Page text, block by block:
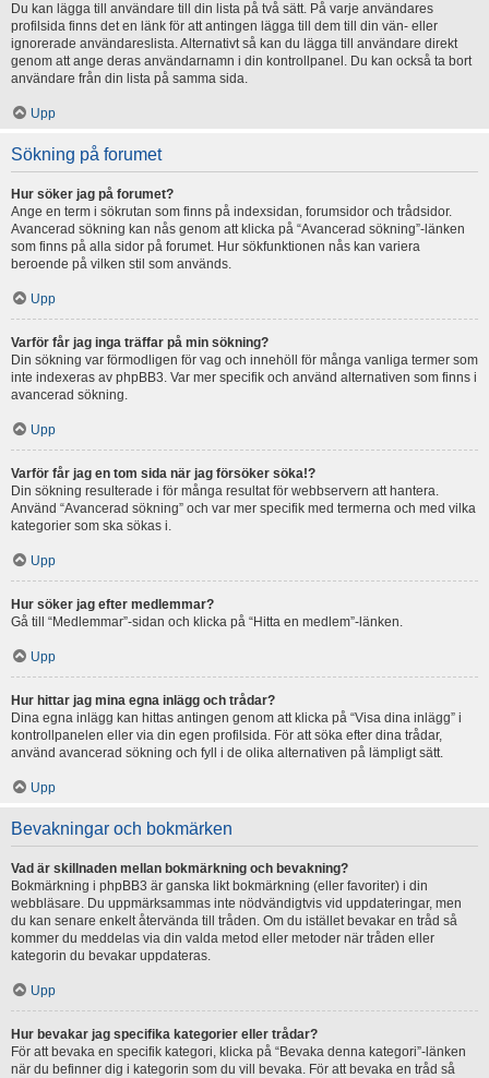
Du kan lägga till användare till din lista på två sätt. På varje användares
profilsida finns det en länk för att antingen lägga till dem till din vän- eller
ignorerade användareslista. Alternativt så kan du lägga till användare direkt
genom att ange deras användarnamn i din kontrollpanel. Du kan också ta bort
användare från din lista på samma sida.
Upp
Sökning på forumet
Hur söker jag på forumet?
Ange en term i sökrutan som finns på indexsidan, forumsidor och trådsidor.
Avancerad sökning kan nås genom att klicka på “Avancerad sökning”-länken
som finns på alla sidor på forumet. Hur sökfunktionen nås kan variera
beroende på vilken stil som används.
Upp
Varför får jag inga träffar på min sökning?
Din sökning var förmodligen för vag och innehöll för många vanliga termer som
inte indexeras av phpBB3. Var mer specifik och använd alternativen som finns i
avancerad sökning.
Upp
Varför får jag en tom sida när jag försöker söka!?
Din sökning resulterade i för många resultat för webbservern att hantera.
Använd “Avancerad sökning” och var mer specifik med termerna och med vilka
kategorier som ska sökas i.
Upp
Hur söker jag efter medlemmar?
Gå till “Medlemmar”-sidan och klicka på “Hitta en medlem”-länken.
Upp
Hur hittar jag mina egna inlägg och trådar?
Dina egna inlägg kan hittas antingen genom att klicka på “Visa dina inlägg” i
kontrollpanelen eller via din egen profilsida. För att söka efter dina trådar,
använd avancerad sökning och fyll i de olika alternativen på lämpligt sätt.
Upp
Bevakningar och bokmärken
Vad är skillnaden mellan bokmärkning och bevakning?
Bokmärkning i phpBB3 är ganska likt bokmärkning (eller favoriter) i din
webbläsare. Du uppmärksammas inte nödvändigtvis vid uppdateringar, men
du kan senare enkelt återvända till tråden. Om du istället bevakar en tråd så
kommer du meddelas via din valda metod eller metoder när tråden eller
kategorin du bevakar uppdateras.
Upp
Hur bevakar jag specifika kategorier eller trådar?
För att bevaka en specifik kategori, klicka på “Bevaka denna kategori”-länken
när du befinner dig i kategorin som du vill bevaka. För att bevaka en tråd så